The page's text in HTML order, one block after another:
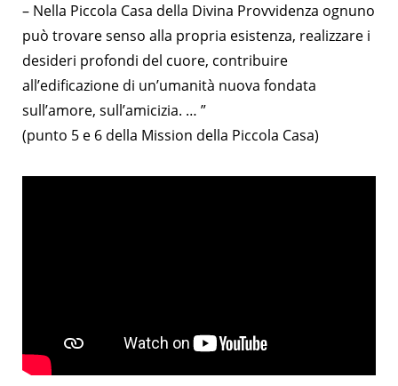
– Nella Piccola Casa della Divina Provvidenza ognuno
può trovare senso alla propria esistenza, realizzare i
desideri profondi del cuore, contribuire
all’edificazione di un’umanità nuova fondata
sull’amore, sull’amicizia. … ”
(punto 5 e 6 della Mission della Piccola Casa)